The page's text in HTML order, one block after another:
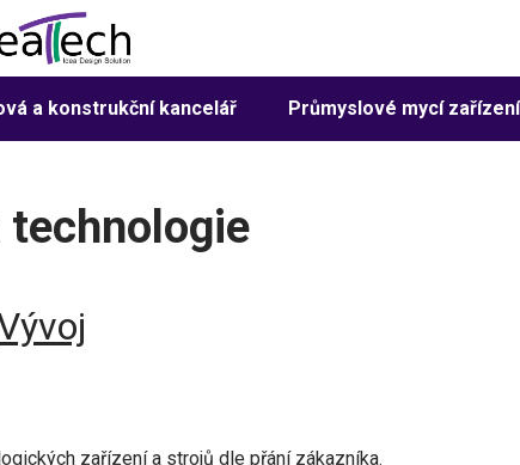
a konstrukční kancelář Průmyslové mycí zařízení
technologie
zařízení a strojů dle přání zákazníka.